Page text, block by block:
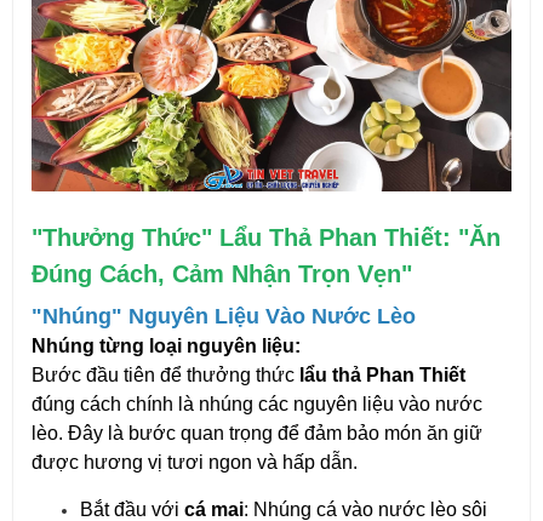
"Thưởng Thức" Lẩu Thả Phan Thiết: "Ăn
Đúng Cách, Cảm Nhận Trọn Vẹn"
"Nhúng" Nguyên Liệu Vào Nước Lèo
Nhúng từng loại nguyên liệu:
Bước đầu tiên để thưởng thức lẩu thả Phan Thiết
đúng cách chính là nhúng các nguyên liệu vào nước
lèo. Đây là bước quan trọng để đảm bảo món ăn giữ
được hương vị tươi ngon và hấp dẫn.
Bắt đầu với cá mai: Nhúng cá vào nước lèo sôi